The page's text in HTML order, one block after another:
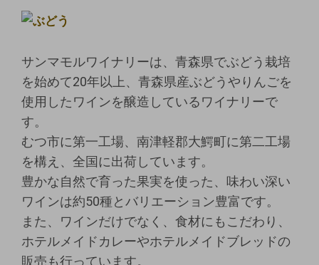
サンマモルワイナリーは、青森県でぶどう栽培
を始めて20年以上、青森県産ぶどうやりんごを
使用したワインを醸造しているワイナリーで
す。
むつ市に第一工場、南津軽郡大鰐町に第二工場
を構え、全国に出荷しています。
豊かな自然で育った果実を使った、味わい深い
ワインは約50種とバリエーション豊富です。
また、ワインだけでなく、食材にもこだわり、
ホテルメイドカレーやホテルメイドブレッドの
販売も行っています。